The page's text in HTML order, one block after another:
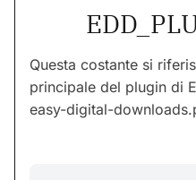
Questa costante si
principale del plugin di
easy-digital-